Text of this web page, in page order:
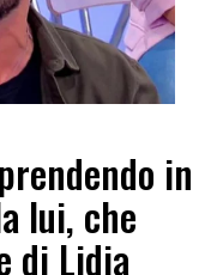
in
lui, che
di Lidia